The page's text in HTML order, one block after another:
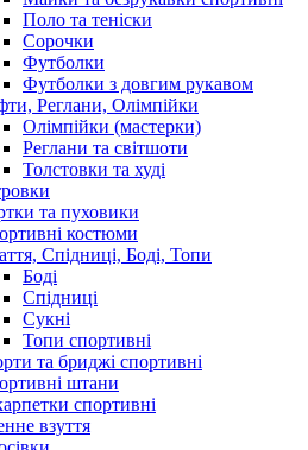
Поло та теніски
Сорочки
Футболки
Футболки з довгим рукавом
Реглани, Олімпійки
Олімпійки (мастерки)
Реглани та світшоти
Толстовки та худі
та пуховики
костюми
Спідниці, Боді, Топи
Боді
Спідниці
Сукні
Топи спортивні
та бриджі спортивні
штани
спортивні
взуття